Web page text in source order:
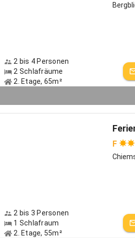
gestriegelt, geführt oder geritten zu
uns außerdem auf:
Wasserlauf mit Wasserpumpe zum
Fußballplatz mit zwei Profitoren
Dabei zeige ich, Barbara Bauer, wie aus
unkompliziert Butter entsteht und auch
backen wir selbst. Eltern machen sich
2 bis 4 Personen
2 Schlafräume
2. Etage, 65m²
F
2 bis 3 Personen
1 Schlafraum
2. Etage, 55m²